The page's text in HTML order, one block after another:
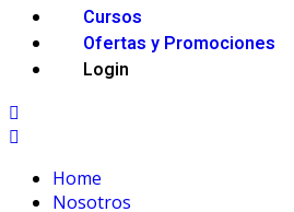
Cursos
Ofertas y Promociones
Login
Home
Nosotros